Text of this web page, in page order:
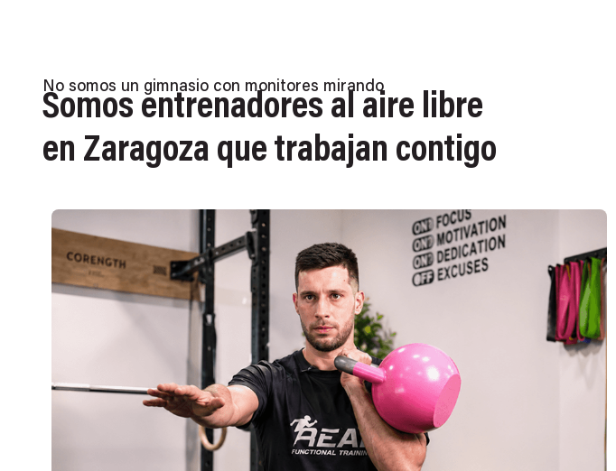
No somos un gimnasio con monitores mirando
Somos entrenadores al aire libre
en Zaragoza que trabajan contigo